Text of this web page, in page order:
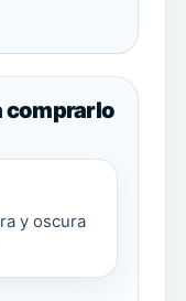
comprarlo
y oscura